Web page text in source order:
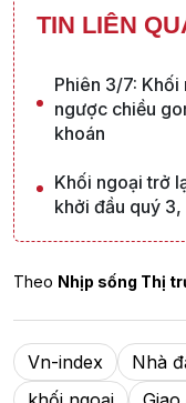
TIN LIÊN
Phiên 3/7:
ngược chiều
khoán
Khối ngoại trở
khởi đầu quý
Theo Nhịp sống Thị
Vn-index Nhà